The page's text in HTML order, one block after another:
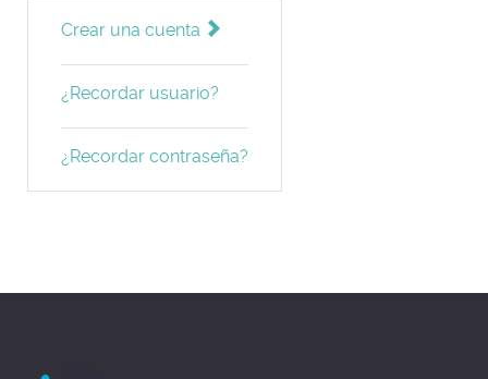
Crear una cuenta
¿Recordar usuario?
¿Recordar contraseña?